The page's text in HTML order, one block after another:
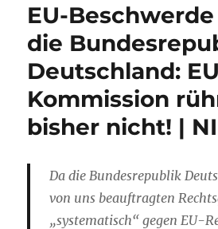
EU-
die
Deutschland:
Kommission
bisher nicht! | NI
Da die Bundesrepublik
von uns beauftragten
„systematisch“ gegen EU-